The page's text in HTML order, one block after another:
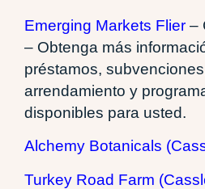
Emerging Markets Flier –
– Obtenga más
préstamos,
arrendamiento y
disponibles para usted.
Alchemy Botanicals
Turkey Road Farm